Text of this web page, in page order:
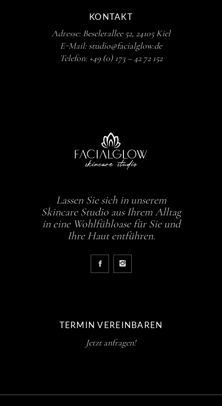
KONTAKT
Adresse: Beselerallee 52, 24105 Kiel
E-Mail: studio@facialglow.de
Telefon: +49 (0) 173 – 42 72 152
Lassen Sie sich in unserem
Skincare Studio aus Ihrem Alltag
in eine Wohlfühloase für Sie und
Ihre Haut entführen.
TERMIN VEREINBAREN
Jetzt anfragen!